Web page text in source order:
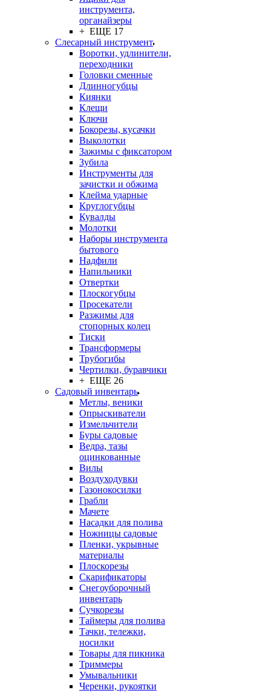
инструмента,
органайзеры
+ ЕЩЕ 17
Слесарный инструмент
Воротки, удлинители,
переходники
Головки сменные
Длинногубцы
Киянки
Клещи
Ключи
Бокорезы, кусачки
Выколотки
Зажимы с фиксатором
Зубила
Инструменты для
зачистки и обжима
Клейма ударные
Круглогубцы
Кувалды
Молотки
Наборы инструмента
бытового
Надфили
Напильники
Отвертки
Плоскогубцы
Просекатели
Разжимы для
стопорных колец
Тиски
Трансформеры
Трубогибы
Чертилки, буравчики
+ ЕЩЕ 26
Садовый инвентарь
Метлы, веники
Опрыскиватели
Измельчители
Буры садовые
Ведра, тазы
оцинкованные
Вилы
Воздуходувки
Газонокосилки
Грабли
Мачете
Насадки для полива
Ножницы садовые
Пленки, укрывные
материалы
Плоскорезы
Скарификаторы
Снегоуборочный
инвентарь
Сучкорезы
Таймеры для полива
Тачки, тележки,
носилки
Товары для пикника
Триммеры
Умывальники
Черенки, рукоятки